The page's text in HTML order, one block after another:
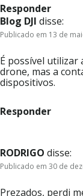
Responder
Blog DJI disse:
Publicado em 13 de
É possível utilizar
drone, mas a
dispositivos.
Responder
RODRIGO disse:
Publicado em 30 de
Prezados, perdi